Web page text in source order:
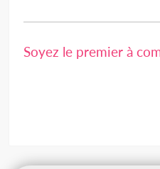
Soyez le premier à